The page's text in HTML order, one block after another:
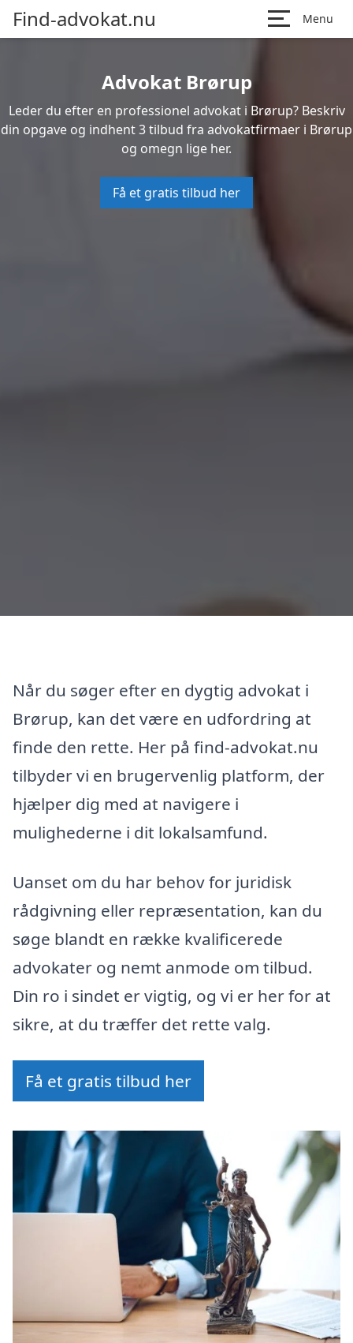
Find-advokat.nu Menu
Advokat Brørup
Leder du efter en professionel advokat i Brørup? Beskriv
din opgave og indhent 3 tilbud fra advokatfirmaer i Brørup
og omegn lige her.
Få et gratis tilbud her
Når du søger efter en dygtig advokat i
Brørup, kan det være en udfordring at
finde den rette. Her på find-advokat.nu
tilbyder vi en brugervenlig platform, der
hjælper dig med at navigere i
mulighederne i dit lokalsamfund.
Uanset om du har behov for juridisk
rådgivning eller repræsentation, kan du
søge blandt en række kvalificerede
advokater og nemt anmode om tilbud.
Din ro i sindet er vigtig, og vi er her for at
sikre, at du træffer det rette valg.
Få et gratis tilbud her